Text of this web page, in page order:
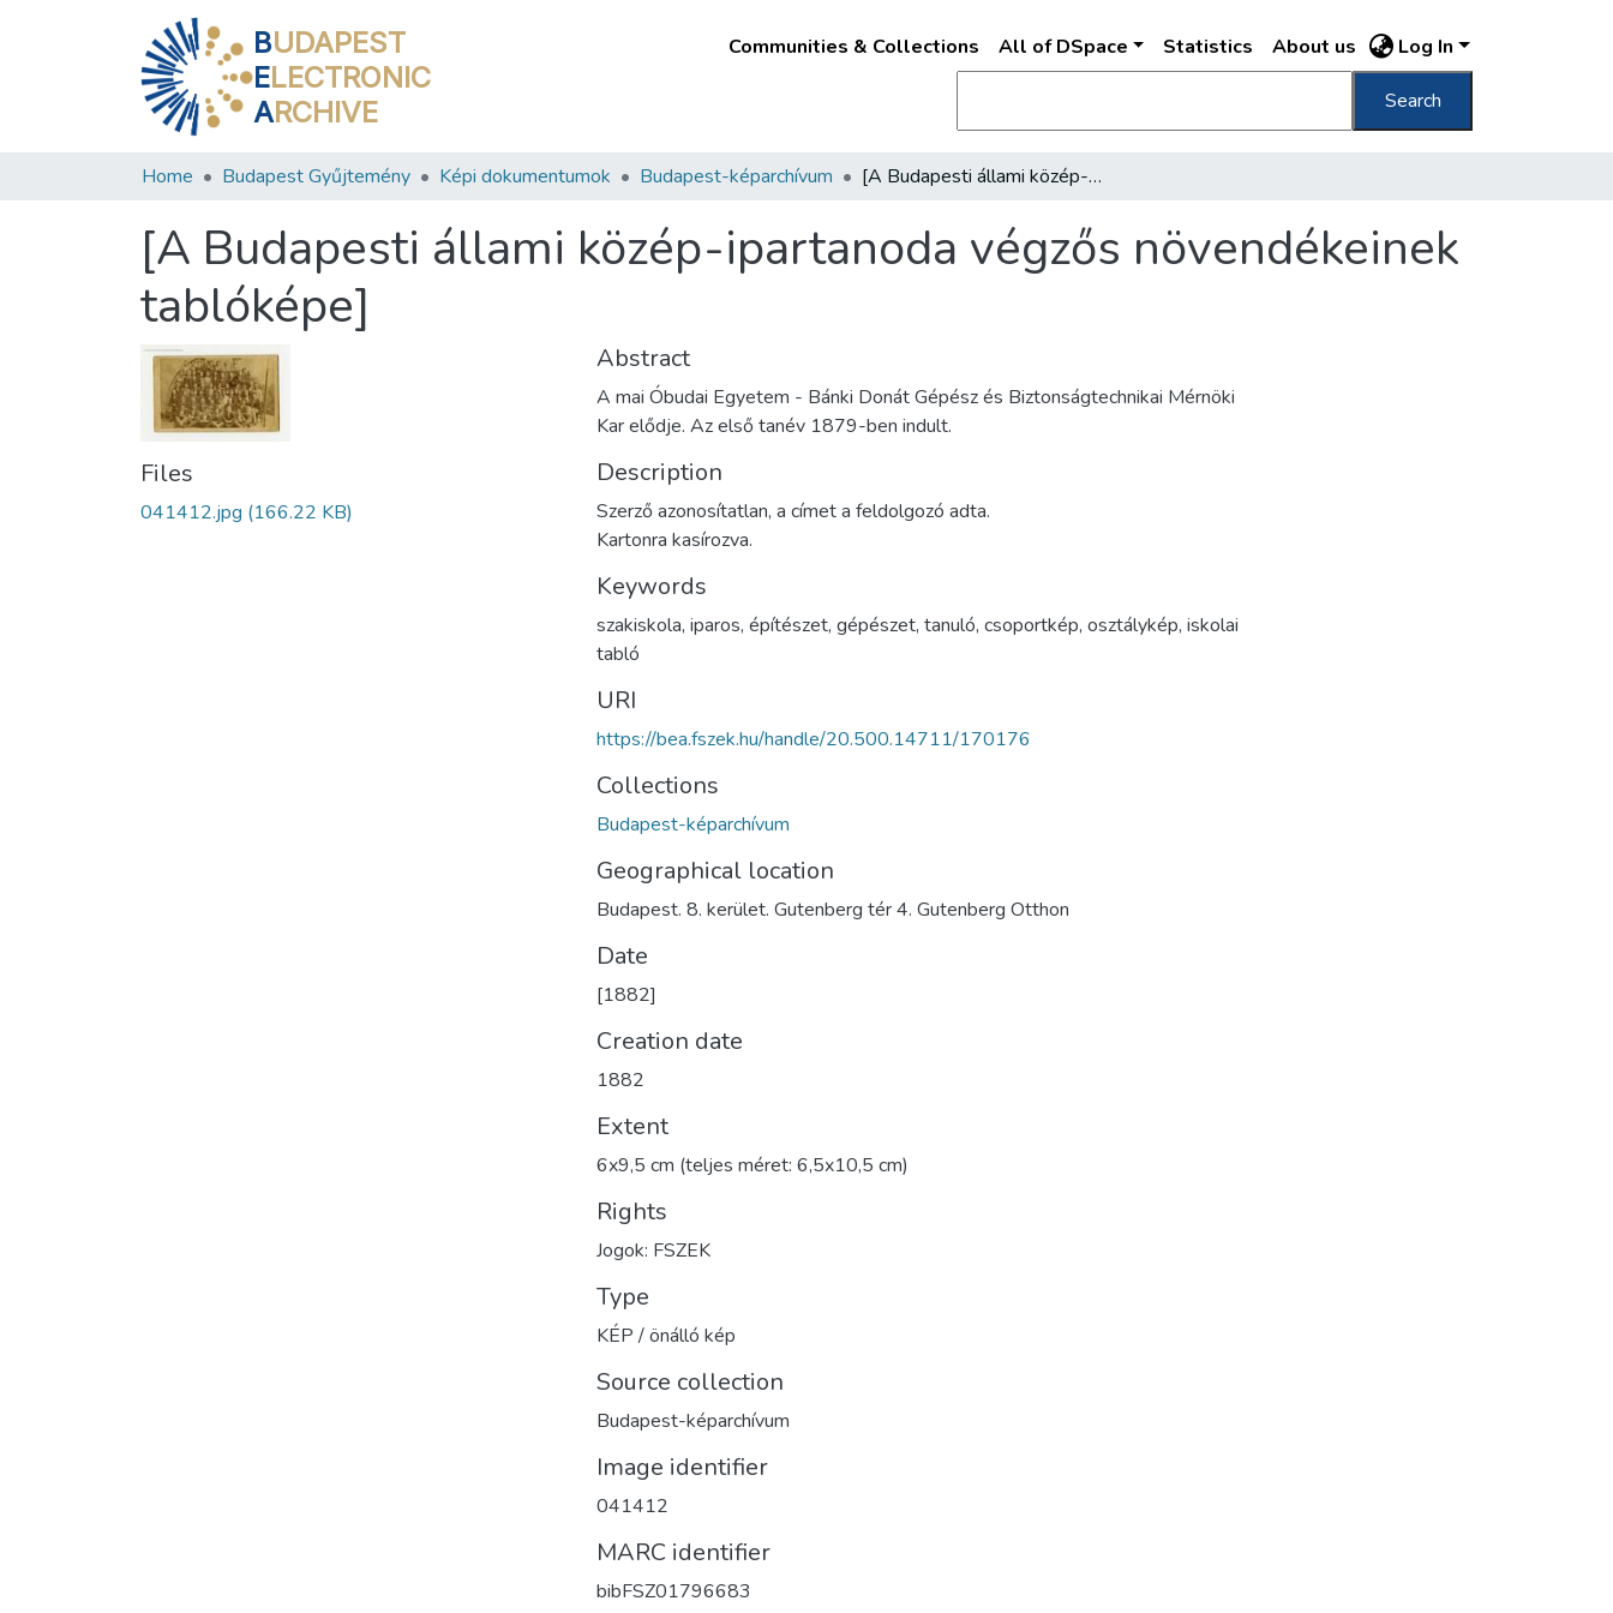
BUDAPEST
ELECTRONIC
ARCHIVE
Communities & Collections All of DSpace Statistics About us Log In
Search
Home Budapest Gyűjtemény Képi dokumentumok Budapest-képarchívum [A Budapesti állami közép-ipartanoda végzős növendékeinek tablóképe]
[A Budapesti állami közép-ipartanoda végzős növendékeinek
tablóképe]
Files
041412.jpg (166.22 KB)
Abstract
A mai Óbudai Egyetem - Bánki Donát Gépész és Biztonságtechnikai Mérnöki
Kar elődje. Az első tanév 1879-ben indult.
Description
Szerző azonosítatlan, a címet a feldolgozó adta.
Kartonra kasírozva.
Keywords
szakiskola, iparos, építészet, gépészet, tanuló, csoportkép, osztálykép, iskolai
tabló
URI
https://bea.fszek.hu/handle/20.500.14711/170176
Collections
Budapest-képarchívum
Geographical location
Budapest. 8. kerület. Gutenberg tér 4. Gutenberg Otthon
Date
[1882]
Creation date
1882
Extent
6x9,5 cm (teljes méret: 6,5x10,5 cm)
Rights
Jogok: FSZEK
Type
KÉP / önálló kép
Source collection
Budapest-képarchívum
Image identifier
041412
MARC identifier
bibFSZ01796683